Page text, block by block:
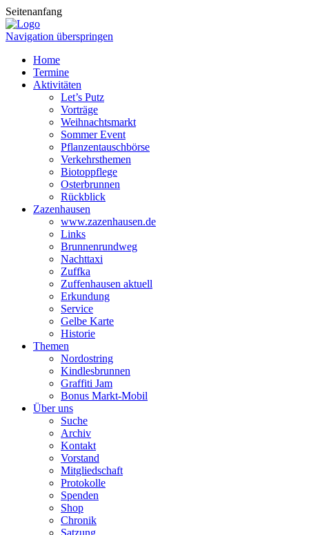
Seitenanfang
Navigation überspringen
Home
Termine
Aktivitäten
Let’s Putz
Vorträge
Weihnachtsmarkt
Sommer Event
Pflanzentauschbörse
Verkehrsthemen
Biotoppflege
Osterbrunnen
Rückblick
Zazenhausen
www.zazenhausen.de
Links
Brunnenrundweg
Nachttaxi
Zuffka
Zuffenhausen aktuell
Erkundung
Service
Gelbe Karte
Historie
Themen
Nordostring
Kindlesbrunnen
Graffiti Jam
Bonus Markt-Mobil
Über uns
Suche
Archiv
Kontakt
Vorstand
Mitgliedschaft
Protokolle
Spenden
Shop
Chronik
Satzung